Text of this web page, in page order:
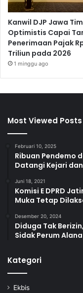
Kanwil DJP Jawa
Optimistis Capai
Penerimaan Pajak
Triliun pada 2026
1 minggu ago
Most Viewed Posts
Februari 10, 2025
Ribuan Pendemo
Datangi Kejari
Juni 18, 2021
Komisi E DPRD
Muka Tetap
Desember 20, 2024
Diduga Tak
Sidak Perum
Kategori
Ekbis